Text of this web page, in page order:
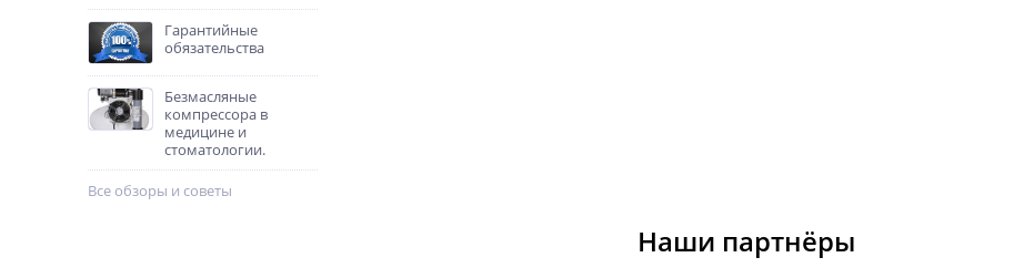
Гарантийные
обязательства
Безмасляные
компрессора в
медицине и
стоматологии.
Все обзоры и советы
Наши партнёры